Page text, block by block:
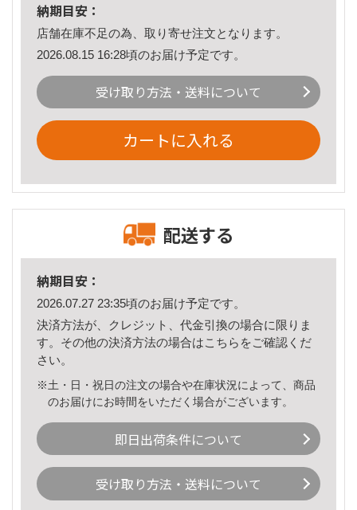
納期目安：
店舗在庫不足の為、取り寄せ注文となります。
2026.08.15 16:28頃のお届け予定です。
受け取り方法・送料について
カートに入れる
配送する
納期目安：
2026.07.27 23:35頃のお届け予定です。
決済方法が、クレジット、代金引換の場合に限りま
す。その他の決済方法の場合はこちら をご確認くだ
さい。
※土・日・祝日の注文の場合や在庫状況によって、商品
のお届けにお時間をいただく場合がございます。
即日出荷条件について
受け取り方法・送料について